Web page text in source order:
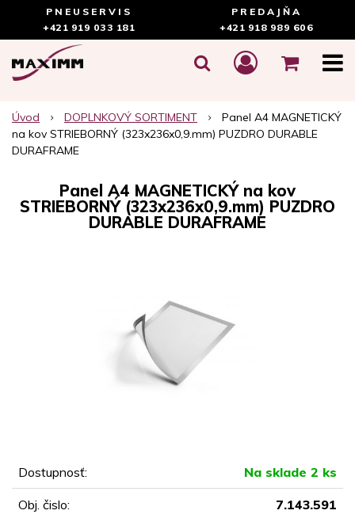
PNEUSERVIS
+421 919 033 181
PREDAJŇA
+421 918 989 606
Úvod DOPLNKOVÝ SORTIMENT
Panel A4 MAGNETICKÝ
na kov STRIEBORNÝ (323x236x0,9.mm) PUZDRO DURABLE
DURAFRAME
Panel A4 MAGNETICKÝ na kov
STRIEBORNÝ (323x236x0,9.mm) PUZDRO
DURABLE DURAFRAME
Dostupnosť: Na sklade 2 ks
Obj. čislo: 7.143.591